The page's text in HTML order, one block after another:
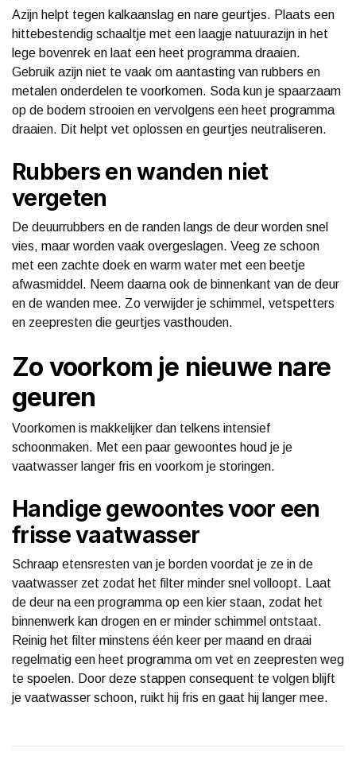
Azijn helpt tegen kalkaanslag en nare geurtjes. Plaats een
hittebestendig schaaltje met een laagje natuurazijn in het
lege bovenrek en laat een heet programma draaien.
Gebruik azijn niet te vaak om aantasting van rubbers en
metalen onderdelen te voorkomen. Soda kun je spaarzaam
op de bodem strooien en vervolgens een heet programma
draaien. Dit helpt vet oplossen en geurtjes neutraliseren.
Rubbers en wanden niet
vergeten
De deuurrubbers en de randen langs de deur worden snel
vies, maar worden vaak overgeslagen. Veeg ze schoon
met een zachte doek en warm water met een beetje
afwasmiddel. Neem daarna ook de binnenkant van de deur
en de wanden mee. Zo verwijder je schimmel, vetspetters
en zeepresten die geurtjes vasthouden.
Zo voorkom je nieuwe nare
geuren
Voorkomen is makkelijker dan telkens intensief
schoonmaken. Met een paar gewoontes houd je je
vaatwasser langer fris en voorkom je storingen.
Handige gewoontes voor een
frisse vaatwasser
Schraap etensresten van je borden voordat je ze in de
vaatwasser zet zodat het filter minder snel volloopt. Laat
de deur na een programma op een kier staan, zodat het
binnenwerk kan drogen en er minder schimmel ontstaat.
Reinig het filter minstens één keer per maand en draai
regelmatig een heet programma om vet en zeepresten weg
te spoelen. Door deze stappen consequent te volgen blijft
je vaatwasser schoon, ruikt hij fris en gaat hij langer mee.